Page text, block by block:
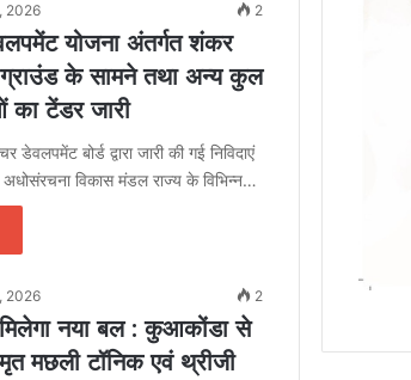
2026 2
योजना अंतर्गत शंकर
के सामने तथा अन्य कुल
का टेंडर जारी
डेवलपमेंट बोर्ड द्वारा जारी की गई निविदाएं
अधोसंरचना विकास मंडल राज्य के विभिन्न…
2026 2
नया बल : कुआकोंडा से
मछली टॉनिक एवं थ्रीजी